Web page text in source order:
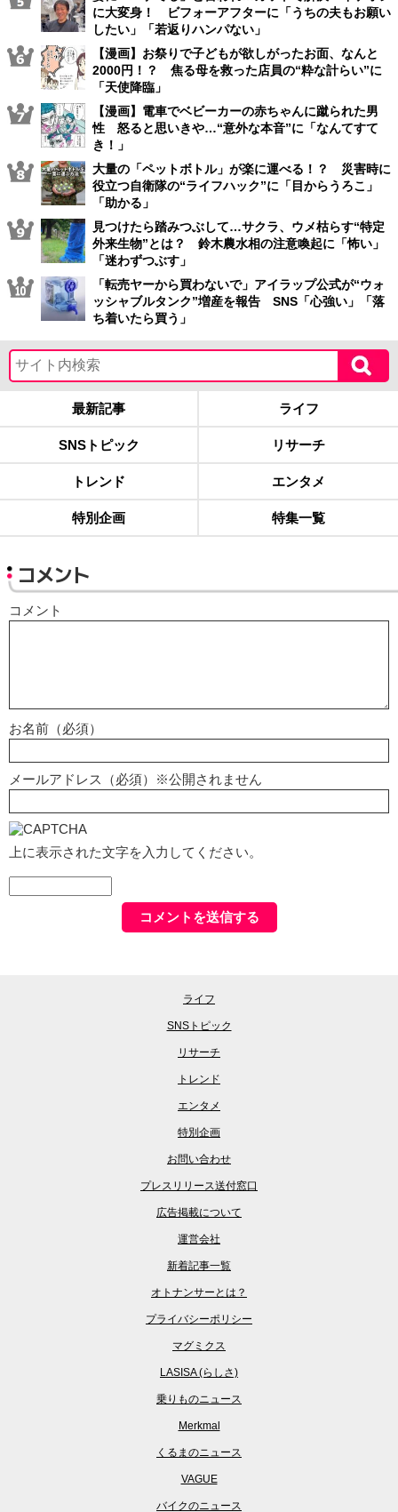
に大変身！ ビフォーアフターに「うちの夫もお願い
したい」「若返りハンパない」
【漫画】お祭りで子どもが欲しがったお面、なんと
2000円！？ 焦る母を救った店員の“粋な計らい”に
「天使降臨」
【漫画】電車でベビーカーの赤ちゃんに蹴られた男
性 怒ると思いきや…“意外な本音”に「なんてすて
き！」
大量の「ペットボトル」が楽に運べる！？ 災害時に
役立つ自衛隊の“ライフハック”に「目からうろこ」
「助かる」
見つけたら踏みつぶして…サクラ、ウメ枯らす“特定
外来生物”とは？ 鈴木農水相の注意喚起に「怖い」
「迷わずつぶす」
「転売ヤーから買わないで」アイラップ公式が“ウォ
ッシャブルタンク”増産を報告 SNS「心強い」「落
ち着いたら買う」
最新記事 ライフ
SNSトピック リサーチ
トレンド エンタメ
特別企画 特集一覧
コメント
コメント
お名前（必須）
メールアドレス（必須）※公開されません
上に表示された文字を入力してください。
ライフ
SNSトピック
リサーチ
トレンド
エンタメ
特別企画
お問い合わせ
プレスリリース送付窓口
広告掲載について
運営会社
新着記事一覧
オトナンサーとは？
プライバシーポリシー
マグミクス
LASISA (らしさ)
乗りものニュース
Merkmal
くるまのニュース
VAGUE
バイクのニュース